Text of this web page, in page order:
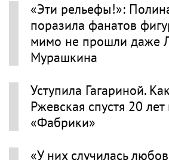
«Эти рельефы!»:
поразила фанатов
мимо не прошли даже
Мурашкина
Уступила Гагариной.
Ржевская спустя 20 лет
«Фабрики»
«У них случилась